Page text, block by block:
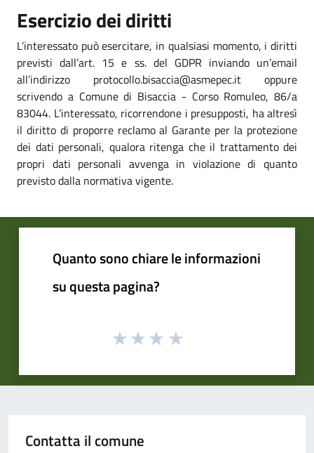
Esercizio dei diritti
L’interessato può esercitare, in qualsiasi momento, i diritti
previsti dall’art. 15 e ss. del GDPR inviando un’email
all’indirizzo protocollo.bisaccia@asmepec.it oppure
scrivendo a Comune di Bisaccia - Corso Romuleo, 86/a
83044. L’interessato, ricorrendone i presupposti, ha altresì
il diritto di proporre reclamo al Garante per la protezione
dei dati personali, qualora ritenga che il trattamento dei
propri dati personali avvenga in violazione di quanto
previsto dalla normativa vigente.
Quanto sono chiare le informazioni
su questa pagina?
Contatta il comune